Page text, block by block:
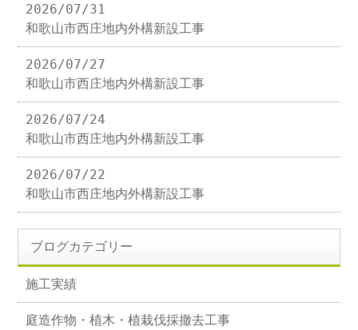
2026/07/31
和歌山市西庄地内外構新設工事
2026/07/27
和歌山市西庄地内外構新設工事
2026/07/24
和歌山市西庄地内外構新設工事
2026/07/22
和歌山市西庄地内外構新設工事
ブログカテゴリー
施工実績
庭造作物・植木・植栽伐採撤去工事